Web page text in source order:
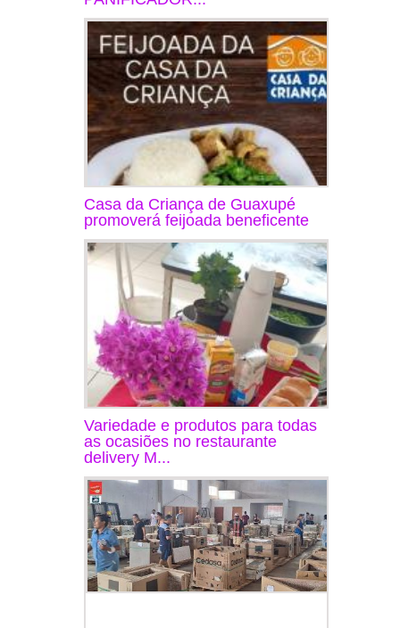
Casa da Criança de Guaxupé
promoverá feijoada beneficente
Variedade e produtos para todas
as ocasiões no restaurante
delivery M...